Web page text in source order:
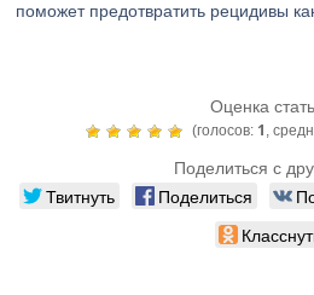
поможет предотвратить рецидивы
Оценка
(голосов: 1 ,
Поделиться с
Твитнуть Поделиться